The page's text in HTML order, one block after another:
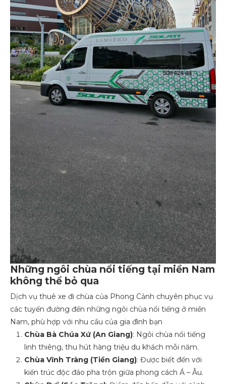
Những ngôi chùa nổi tiếng tại miền Nam
không thể bỏ qua
Dịch vụ thuê xe đi chùa của Phong Cảnh chuyên phục vụ
các tuyến đường đến những ngôi chùa nổi tiếng ở miền
Nam, phù hợp với nhu cầu của gia đình bạn
Chùa Bà Chúa Xứ (An Giang): Ngôi chùa nổi tiếng
linh thiêng, thu hút hàng triệu du khách mỗi năm.
Chùa Vĩnh Tràng (Tiền Giang): Được biết đến với
kiến trúc độc đáo pha trộn giữa phong cách Á – Âu.